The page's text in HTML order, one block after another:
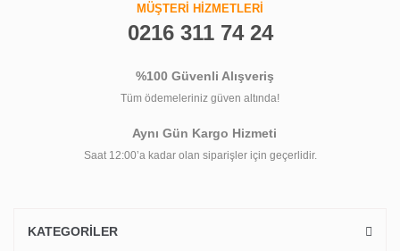
MÜŞTERİ HİZMETLERİ
0216 311 74 24
%100 Güvenli Alışveriş
Tüm ödemeleriniz güven altında!
Aynı Gün Kargo Hizmeti
Saat 12:00’a kadar olan siparişler için geçerlidir.
KATEGORİLER